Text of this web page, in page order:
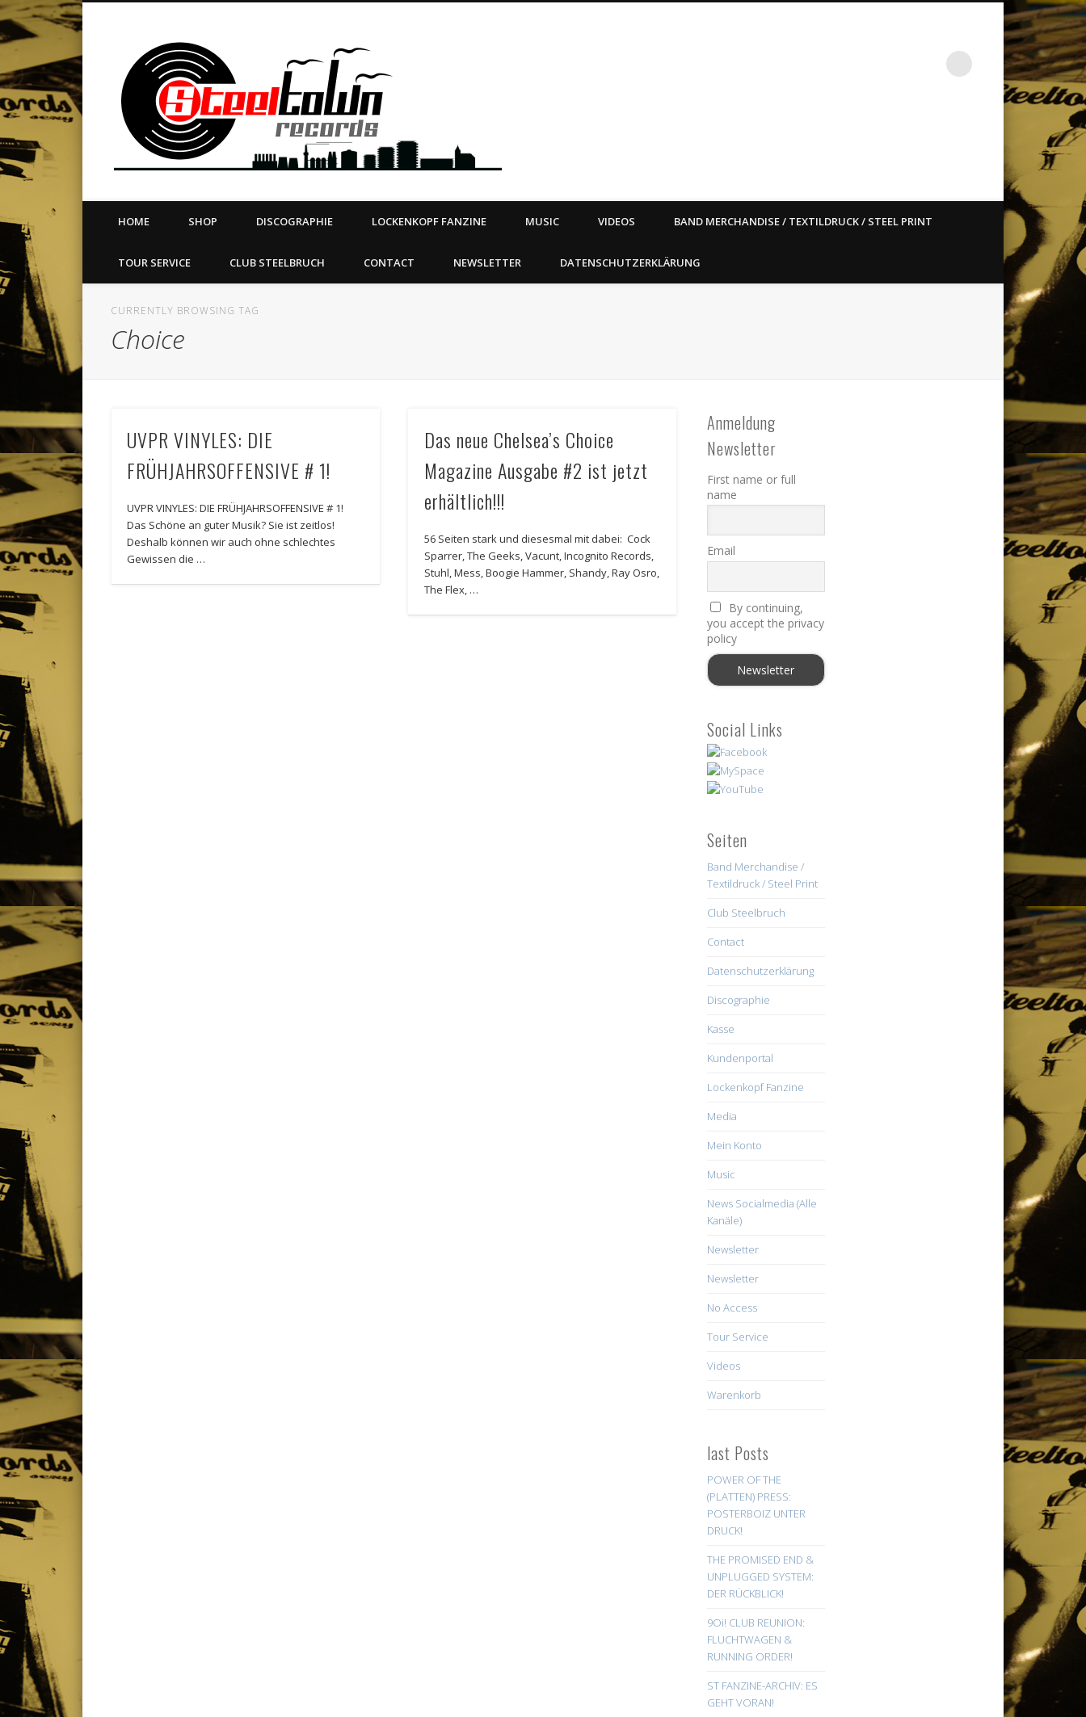
Steeltown Records – East ain`t dead so straight
LABEL | MERCH | PRINT | DIY | FANZINE | TOURSERVICE | BOOKING
VimeoDribble LinkedIn
HOME SHOP DISCOGRAPHIE LOCKENKOPF FANZINE MUSIC VIDEOS BAND MERCHANDISE / TEXTILDRUCK / STEEL PRINT
TOUR SERVICE CLUB STEELBRUCH CONTACT NEWSLETTER DATENSCHUTZERKLÄRUNG
CURRENTLY BROWSING TAG
Choice
UVPR VINYLES: DIE
FRÜHJAHRSOFFENSIVE # 1!
UVPR VINYLES: DIE FRÜHJAHRSOFFENSIVE # 1!
Das Schöne an guter Musik? Sie ist zeitlos!
Deshalb können wir auch ohne schlechtes
Gewissen die …
Das neue Chelsea’s Choice
Magazine Ausgabe #2 ist jetzt
erhältlich!!!
56 Seiten stark und diesesmal mit dabei: Cock
Sparrer, The Geeks, Vacunt, Incognito Records,
Stuhl, Mess, Boogie Hammer, Shandy, Ray Osro,
The Flex, …
Anmeldung
Newsletter
First name or full
name
Email
By continuing,
you accept the privacy
policy
Social Links
Seiten
Band Merchandise /
Textildruck / Steel Print
Club Steelbruch
Contact
Datenschutzerklärung
Discographie
Kasse
Kundenportal
Lockenkopf Fanzine
Media
Mein Konto
Music
News Socialmedia (Alle
Kanäle)
Newsletter
Newsletter
No Access
Tour Service
Videos
Warenkorb
last Posts
POWER OF THE
(PLATTEN) PRESS:
POSTERBOIZ UNTER
DRUCK!
THE PROMISED END &
UNPLUGGED SYSTEM:
DER RÜCKBLICK!
9Oi! CLUB REUNION:
FLUCHTWAGEN &
RUNNING ORDER!
ST FANZINE-ARCHIV: ES
GEHT VORAN!